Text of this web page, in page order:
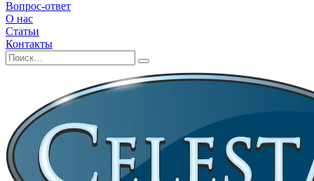
Вопрос-ответ
О нас
Статьи
Контакты